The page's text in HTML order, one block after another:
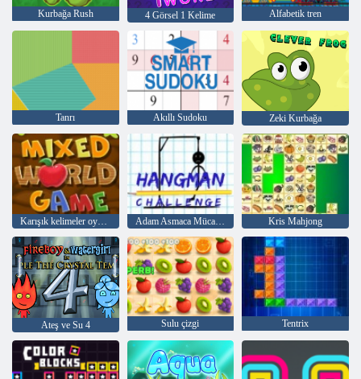
Kurbağa Rush 4 Görsel 1 Kelime Alfabetik tren
Tanrı Akıllı Sudoku Zeki Kurbağa
Karışık kelimeler oyunu Adam Asmaca Mücadelesi Kris Mahjong
Ateş ve Su 4 Sulu çizgi Tentrix